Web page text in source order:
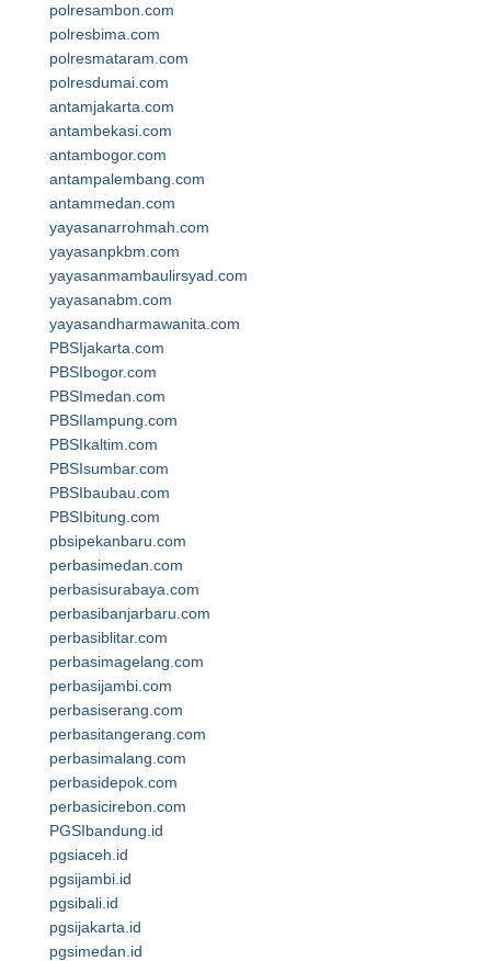
polresambon.com
polresbima.com
polresmataram.com
polresdumai.com
antamjakarta.com
antambekasi.com
antambogor.com
antampalembang.com
antammedan.com
yayasanarrohmah.com
yayasanpkbm.com
yayasanmambaulirsyad.com
yayasanabm.com
yayasandharmawanita.com
PBSIjakarta.com
PBSIbogor.com
PBSImedan.com
PBSIlampung.com
PBSIkaltim.com
PBSIsumbar.com
PBSIbaubau.com
PBSIbitung.com
pbsipekanbaru.com
perbasimedan.com
perbasisurabaya.com
perbasibanjarbaru.com
perbasiblitar.com
perbasimagelang.com
perbasijambi.com
perbasiserang.com
perbasitangerang.com
perbasimalang.com
perbasidepok.com
perbasicirebon.com
PGSIbandung.id
pgsiaceh.id
pgsijambi.id
pgsibali.id
pgsijakarta.id
pgsimedan.id